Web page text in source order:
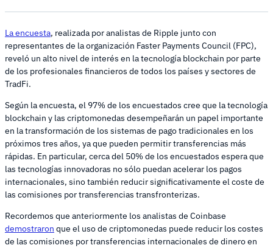
La encuesta, realizada por analistas de Ripple junto con
representantes de la organización Faster Payments Council (FPC),
reveló un alto nivel de interés en la tecnología blockchain por parte
de los profesionales financieros de todos los países y sectores de
TradFi.
Según la encuesta, el 97% de los encuestados cree que la tecnología
blockchain y las criptomonedas desempeñarán un papel importante
en la transformación de los sistemas de pago tradicionales en los
próximos tres años, ya que pueden permitir transferencias más
rápidas. En particular, cerca del 50% de los encuestados espera que
las tecnologías innovadoras no sólo puedan acelerar los pagos
internacionales, sino también reducir significativamente el coste de
las comisiones por transferencias transfronterizas.
Recordemos que anteriormente los analistas de Coinbase
demostraron que el uso de criptomonedas puede reducir los costes
de las comisiones por transferencias internacionales de dinero en